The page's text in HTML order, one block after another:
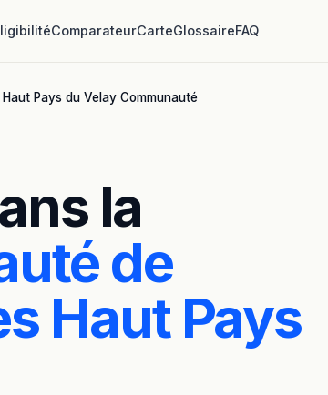
ComparateurCarteGlossaireFAQ
Pays du Velay Communauté
la
de
Haut Pays